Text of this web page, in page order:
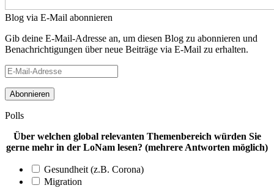
Blog via E-Mail abonnieren
Gib deine E-Mail-Adresse an, um diesen Blog zu abonnieren und
Benachrichtigungen über neue Beiträge via E-Mail zu erhalten.
E-
Mail-
Adresse
Polls
Über welchen global relevanten Themenbereich würden Sie
gerne mehr in der LoNam lesen? (mehrere Antworten möglich)
Gesundheit (z.B. Corona)
Migration